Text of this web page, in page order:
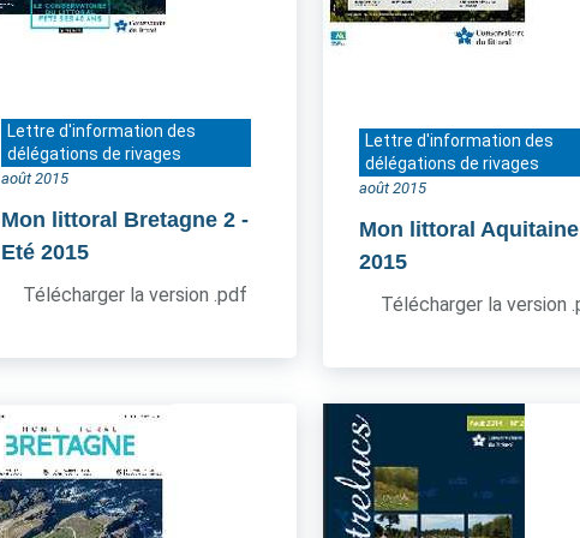
Lettre d'information des
délégations de rivages
août 2015
Mon littoral Bretagne 2 -
Eté 2015
Télécharger la version .pdf
Lettre d'information des
délégations de rivages
août 2015
Mon littoral Aquitaine
2015
Télécharger la version